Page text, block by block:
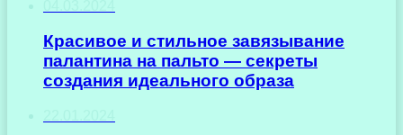
Красивое и стильное завязывание
палантина на пальто — секреты
создания идеального образа